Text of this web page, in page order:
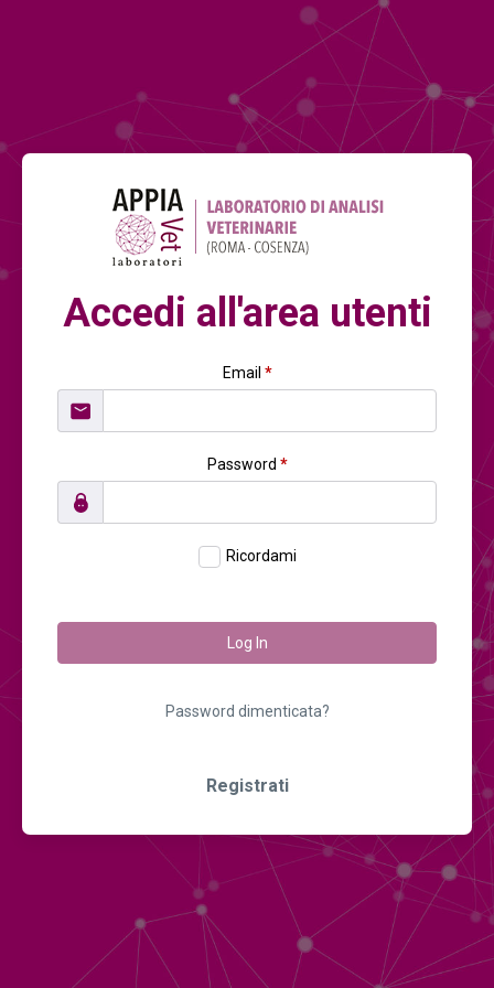
Accedi all'area utenti
Email *
Password *
Ricordami
Log In
Password dimenticata?
Registrati